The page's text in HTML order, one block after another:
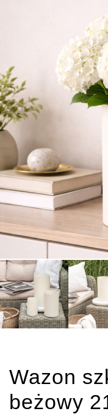
Wazon
beżowy